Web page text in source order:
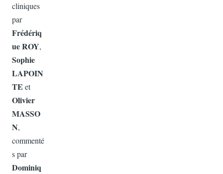
cliniques
par
Frédériq
ue ROY,
Sophie
LAPOIN
TE et
Olivier
MASSO
N,
commenté
s par
Dominiq